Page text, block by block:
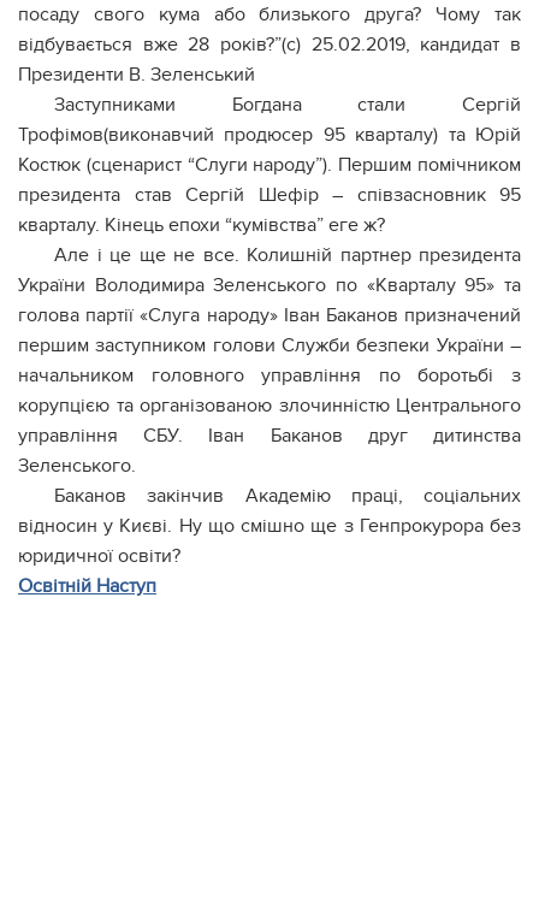
посаду свого кума або близького друга? Чому так
відбувається вже 28 років?”(с) 25.02.2019, кандидат в
Президенти В. Зеленський
Заступниками Богдана стали Сергій
Трофімов(виконавчий продюсер 95 кварталу) та Юрій
Костюк (сценарист “Слуги народу”). Першим помічником
президента став Сергій Шефір – співзасновник 95
кварталу. Кінець епохи “кумівства” еге ж?
Але і це ще не все. Колишній партнер президента
України Володимира Зеленського по «Кварталу 95» та
голова партії «Слуга народу» Іван Баканов призначений
першим заступником голови Служби безпеки України –
начальником головного управління по боротьбі з
корупцією та організованою злочинністю Центрального
управління СБУ. Іван Баканов друг дитинства
Зеленського.
Баканов закінчив Академію праці, соціальних
відносин у Києві. Ну що смішно ще з Генпрокурора без
юридичної освіти?
Освітній Наступ